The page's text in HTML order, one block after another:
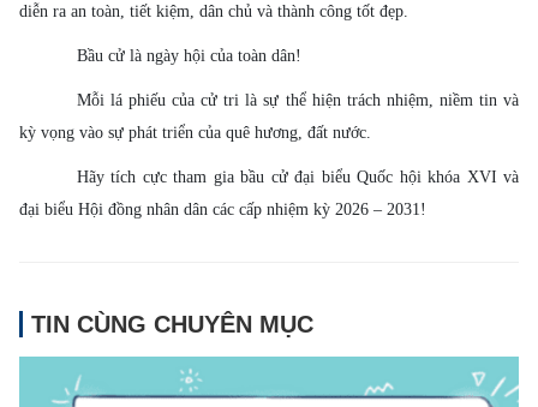
diễn ra an toàn, tiết kiệm, dân chủ và thành công tốt đẹp.
Bầu cử là ngày hội của toàn dân!
Mỗi lá phiếu của cử tri là sự thể hiện trách nhiệm, niềm tin và
kỳ vọng vào sự phát triển của quê hương, đất nước.
Hãy tích cực tham gia bầu cử đại biểu Quốc hội khóa XVI và
đại biểu Hội đồng nhân dân các cấp nhiệm kỳ 2026 – 2031!
TIN CÙNG CHUYÊN MỤC